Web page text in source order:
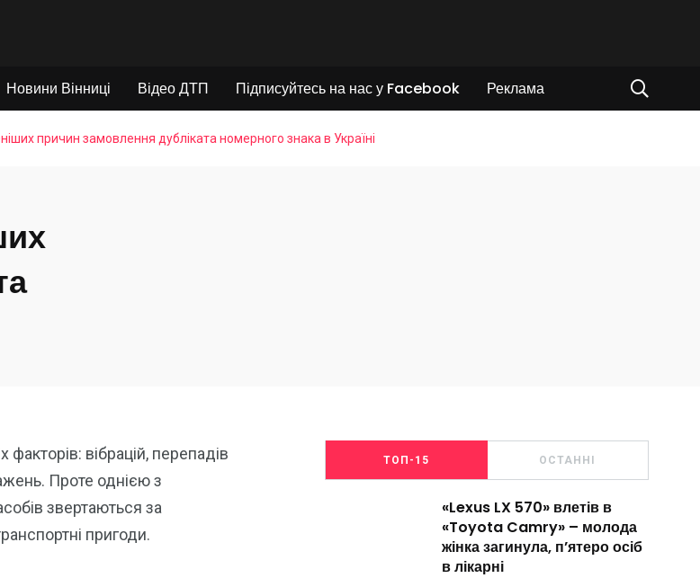
Новини Вінниці Відео ДТП Підписуйтесь на нас у Facebook Реклама
причин замовлення дубліката номерного знака в Україні
вібрацій, перепадів
Проте однією з
звертаються за
пригоди.
ТОП-15 ОСТАННІ
«Lexus LX 570» влетів в
«Toyota Camry» – молода
жінка загинула, п’ятеро осіб
в лікарні